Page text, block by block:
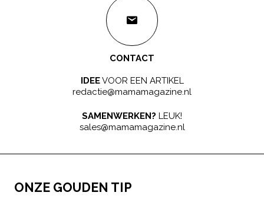
CONTACT
IDEEVOOR EEN ARTIKEL
redactie@mamamagazine.nl
SAMENWERKEN? LEUK!
sales@mamamagazine.nl
ONZE GOUDEN TIP